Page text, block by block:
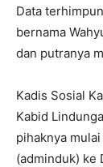
Data
bernama
dan putranya
Kadis Sosial
Kabid
pihaknya
(adminduk) ke